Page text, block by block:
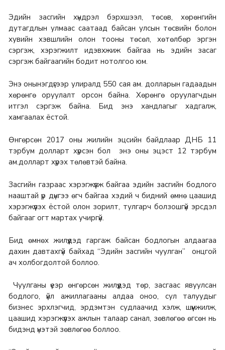
Эдийн засгийн хүндрэл бэрхшээл, төсөв, хөрөнгийн
дутагдлын улмаас саатаад байсан улсын төсвийн болон
хувийн хэвшлийн олон тооны төсөл, хөтөлбөр эргэн
сэргэж, хэрэгжилт идэвхжиж байгаа нь эдийн засаг
сэргэж байгаагийн бодит нотолгоо юм.
Энэ онынэгдүгээр улиралд 550 сая ам. долларын гадаадын
хөрөнгө оруулалт орсон байна. Хөрөнгө оруулагчдын
итгэл сэргэж байна. Бид энэ хандлагыг хадгалж,
хамгаалах ёстой.
Өнгөрсөн 2017 оны жилийн эцсийн байдлаар ДНБ 11
тэрбум долларт хүрсэн бол энэ оны эцэст 12 тэрбум
ам.долларт хүрэх төлөвтэй байна.
Засгийн газраас хэрэгжүүлж байгаа эдийн засгийн бодлого
нааштай үр дүнгээ өгч байгаа хэдий ч бидний өмнө цаашид
хэрэгжүүлэх ёстой олон зорилт, тулгарч болзошгүй эрсдэл
байгааг огт мартах учиргүй.
Бид өмнөх жилүүдэд гаргаж байсан бодлогын алдаагаа
дахин давтахгүй байхад “Эдийн засгийн чуулган” онцгой
ач холбогдолтой боллоо.
Чуулганы үеэр өнгөрсөн жилүүдэд төр, засгаас явуулсан
бодлого, үйл ажиллагааны алдаа оноо, сул талуудыг
бизнес эрхлэгчид, эрдэмтэн судлаачид хэлж, шүүмжилж,
цаашид хэрэгжүүлэх ажлын талаар санал, зөвлөгөө өгсөн нь
бидэнд үнэтэй зөвлөгөө боллоо.